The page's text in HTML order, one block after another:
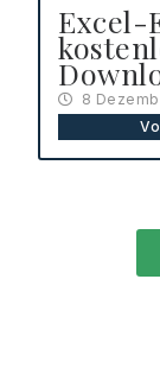
Excel-
8